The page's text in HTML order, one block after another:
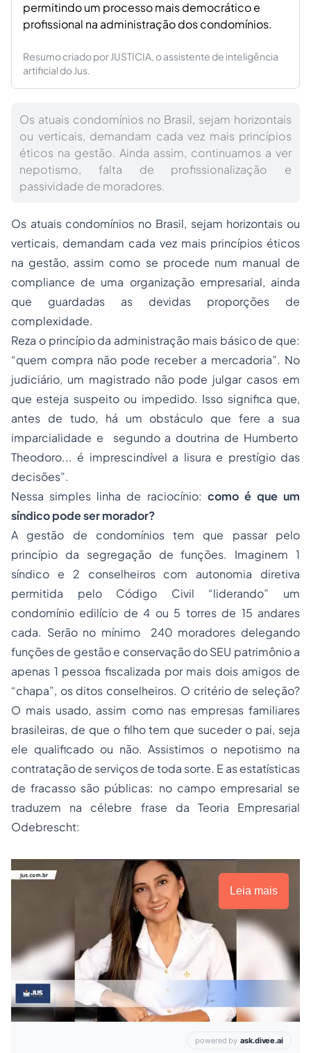
permitindo um processo mais democrático e
profissional na administração dos condomínios.
Resumo criado por JUSTICIA, o assistente de inteligência
artificial do Jus.
Os atuais condomínios no Brasil, sejam horizontais
ou verticais, demandam cada vez mais princípios
éticos na gestão. Ainda assim, continuamos a ver
nepotismo, falta de profissionalização e
passividade de moradores.
Os atuais condomínios no Brasil, sejam horizontais ou
verticais, demandam cada vez mais princípios éticos
na gestão, assim como se procede num manual de
compliance de uma organização empresarial, ainda
que guardadas as devidas proporções de
complexidade.
Reza o princípio da administração mais básico de que:
“quem compra não pode receber a mercadoria”. No
judiciário, um magistrado não pode julgar casos em
que esteja suspeito ou impedido. Isso significa que,
antes de tudo, há um obstáculo que fere a sua
imparcialidade e segundo a doutrina de Humberto
Theodoro... é imprescindível a lisura e prestígio das
decisões”.
Nessa simples linha de raciocínio: como é que um
síndico pode ser morador?
A gestão de condomínios tem que passar pelo
princípio da segregação de funções. Imaginem 1
síndico e 2 conselheiros com autonomia diretiva
permitida pelo Código Civil “liderando” um
condomínio edilício de 4 ou 5 torres de 15 andares
cada. Serão no mínimo 240 moradores delegando
funções de gestão e conservação do SEU patrimônio a
apenas 1 pessoa fiscalizada por mais dois amigos de
“chapa”, os ditos conselheiros. O critério de seleção?
O mais usado, assim como nas empresas familiares
brasileiras, de que o filho tem que suceder o pai, seja
ele qualificado ou não. Assistimos o nepotismo na
contratação de serviços de toda sorte. E as estatísticas
de fracasso são públicas: no campo empresarial se
traduzem na célebre frase da Teoria Empresarial
Odebrescht:
Leia mais